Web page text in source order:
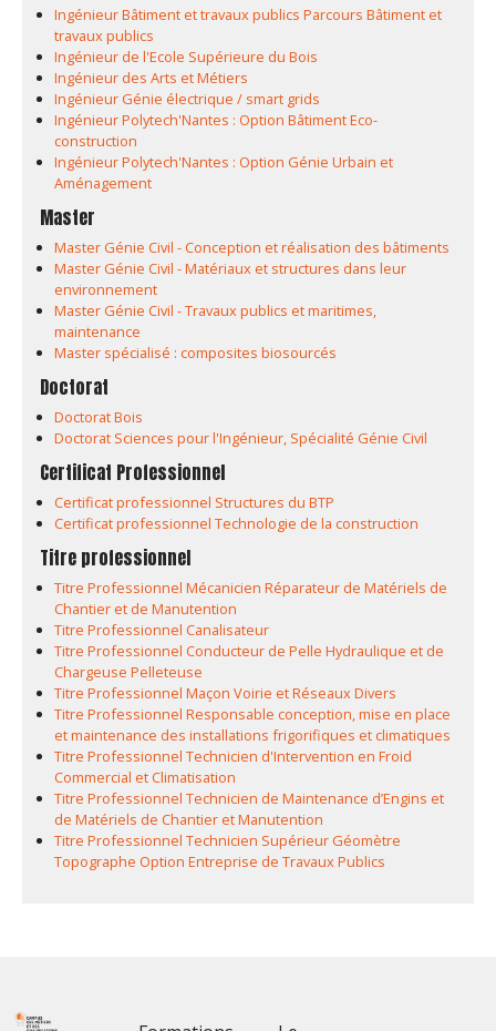
Ingénieur Bâtiment et travaux publics Parcours Bâtiment et
travaux publics
Ingénieur de l'Ecole Supérieure du Bois
Ingénieur des Arts et Métiers
Ingénieur Génie électrique / smart grids
Ingénieur Polytech'Nantes : Option Bâtiment Eco-
construction
Ingénieur Polytech'Nantes : Option Génie Urbain et
Aménagement
Master
Master Génie Civil - Conception et réalisation des bâtiments
Master Génie Civil - Matériaux et structures dans leur
environnement
Master Génie Civil - Travaux publics et maritimes,
maintenance
Master spécialisé : composites biosourcés
Doctorat
Doctorat Bois
Doctorat Sciences pour l'Ingénieur, Spécialité Génie Civil
Certificat Professionnel
Certificat professionnel Structures du BTP
Certificat professionnel Technologie de la construction
Titre professionnel
Titre Professionnel Mécanicien Réparateur de Matériels de
Chantier et de Manutention
Titre Professionnel Canalisateur
Titre Professionnel Conducteur de Pelle Hydraulique et de
Chargeuse Pelleteuse
Titre Professionnel Maçon Voirie et Réseaux Divers
Titre Professionnel Responsable conception, mise en place
et maintenance des installations frigorifiques et climatiques
Titre Professionnel Technicien d'Intervention en Froid
Commercial et Climatisation
Titre Professionnel Technicien de Maintenance d’Engins et
de Matériels de Chantier et Manutention
Titre Professionnel Technicien Supérieur Géomètre
Topographe Option Entreprise de Travaux Publics
Footer 1 Footer 2